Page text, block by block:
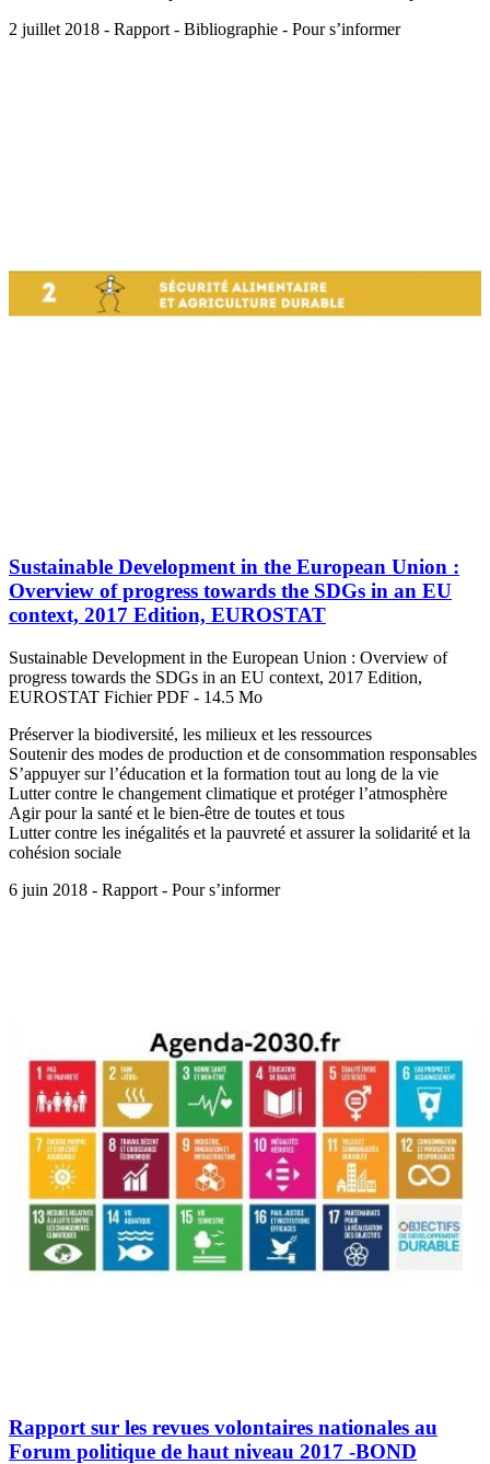
2 juillet 2018 - Rapport - Bibliographie - Pour s’informer
Sustainable Development in the European Union :
Overview of progress towards the SDGs in an EU
context, 2017 Edition, EUROSTAT
Sustainable Development in the European Union : Overview of
progress towards the SDGs in an EU context, 2017 Edition,
EUROSTAT Fichier PDF - 14.5 Mo
Préserver la biodiversité, les milieux et les ressources
Soutenir des modes de production et de consommation responsables
S’appuyer sur l’éducation et la formation tout au long de la vie
Lutter contre le changement climatique et protéger l’atmosphère
Agir pour la santé et le bien-être de toutes et tous
Lutter contre les inégalités et la pauvreté et assurer la solidarité et la
cohésion sociale
6 juin 2018 - Rapport - Pour s’informer
Rapport sur les revues volontaires nationales au
Forum politique de haut niveau 2017 -BOND